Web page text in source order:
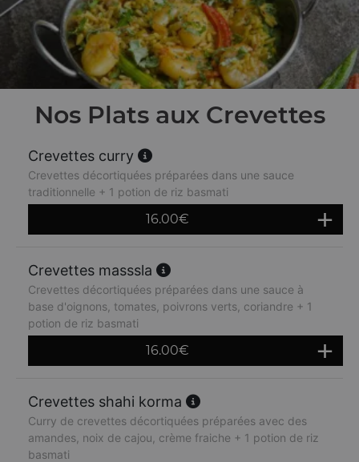
Nos Plats aux Crevettes
Crevettes curry
Crevettes décortiquées préparées dans une sauce
traditionnelle + 1 potion de riz basmati
16.00€
Crevettes masssla
Crevettes décortiquées préparées dans une sauce à
base d'oignons, tomates, poivrons verts, coriandre + 1
potion de riz basmati
16.00€
Crevettes shahi korma
Curry de crevettes décortiquées préparées avec des
amandes, noix de cajou, crème fraiche + 1 potion de riz
basmati